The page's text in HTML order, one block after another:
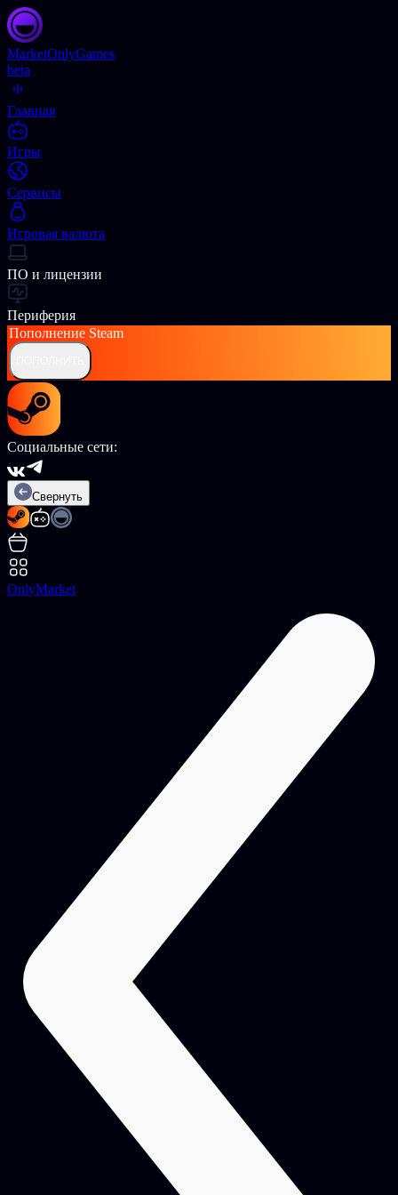
MarketOnlyGames
beta
Главная
Игры
Сервисы
Игровая валюта
ПО и лицензии
Периферия
Пополнение Steam
Социальные сети:
Свернуть
OnlyMarket